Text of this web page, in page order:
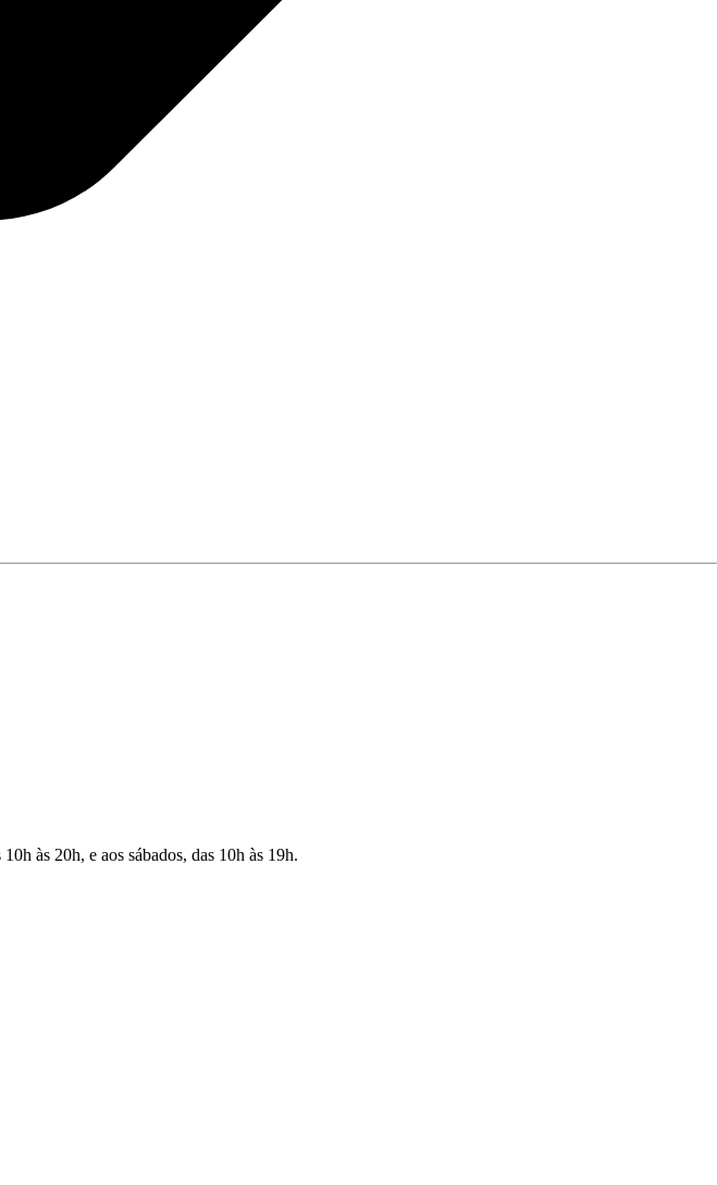
às 20h, e aos sábados, das 10h às 19h.